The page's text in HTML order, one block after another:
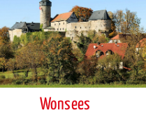
Wonsees